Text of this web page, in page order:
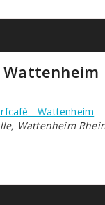
Wattenheim
- Wattenheim
Wattenheim